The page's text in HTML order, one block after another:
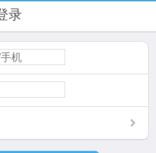
录